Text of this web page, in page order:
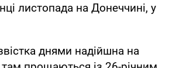
листопада на Донеччині, у
днями надійшна на